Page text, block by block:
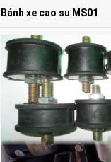
Bánh xe cao su MS01
Giá: Liên hệ